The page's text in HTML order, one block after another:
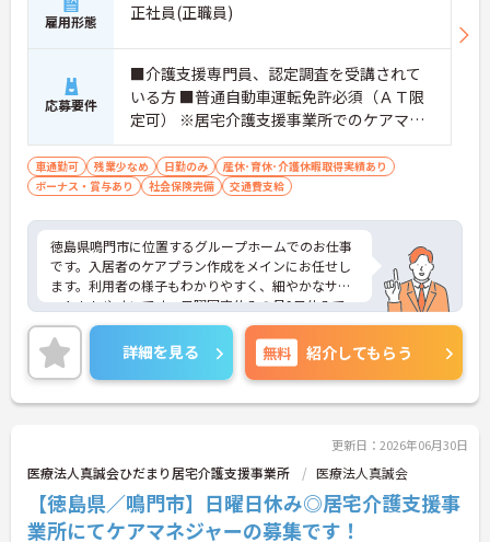
雇用形態 正社員(正職員)
応募要件
■介護支援専門員、認定調査を受講されて
いる方 ■普通自動車運転免許必須（ＡＴ限
定可） ※居宅介護支援事業所でのケアマネ
業務あれば尚可
車通勤可 残業少なめ 日勤のみ
産休･育休･介護休暇取得実績あり
ボーナス・賞与あり
社会保険完備 交通費支給
徳島県鳴門市に位置するグループホームでのお仕事
です。入居者のケアプラン作成をメインにお任せし
ます。利用者の様子もわかりやすく、細やかなサポ
ートもしやすいです。日曜固定休みの月9日休みで、
リフレッシュしながら働ける環境です。ご興味のあ
る方には、面接対策ポイントなど、さらに詳細をお
話しいたしますのでお気軽にご相談ください！
詳細を見る 無料 紹介してもらう
更新日：2026年06月30日
医療法人真誠会ひだまり居宅介護支援事業所 医療法人真誠会
【徳島県／鳴門市】日曜日休み◎居宅介護支援事
業所にてケアマネジャーの募集です！